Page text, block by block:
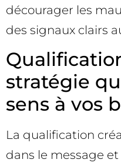
décourager les
des signaux clairs
stratégie
sens à vos
La qualification
dans le message